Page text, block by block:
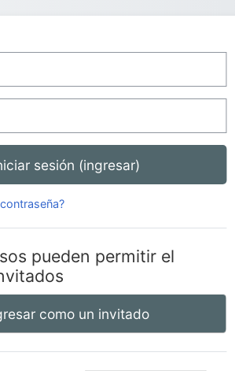
sesión (ingresar)
pueden permitir el
como un invitado